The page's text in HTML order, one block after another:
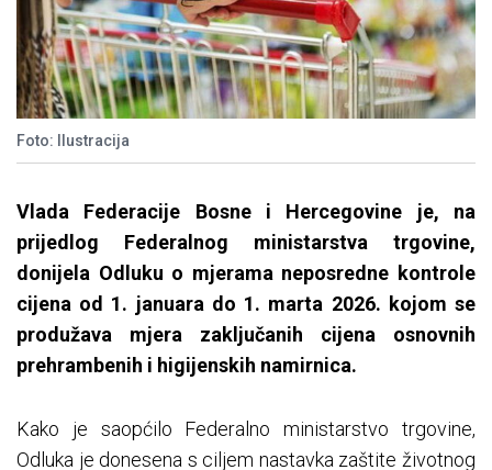
Foto: Ilustracija
Vlada Federacije Bosne i Hercegovine je, na
prijedlog Federalnog ministarstva trgovine,
donijela Odluku o mjerama neposredne kontrole
cijena od 1. januara do 1. marta 2026. kojom se
produžava mjera zaključanih cijena osnovnih
prehrambenih i higijenskih namirnica.
Kako je saopćilo Federalno ministarstvo trgovine,
Odluka je donesena s ciljem nastavka zaštite životnog